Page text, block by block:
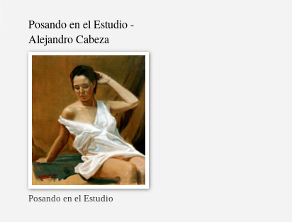
Posando en el Estudio -
Alejandro Cabeza
Posando en el Estudio